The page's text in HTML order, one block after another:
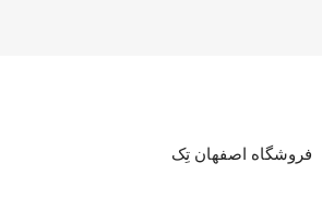
فروشگاه اصفهان تِک